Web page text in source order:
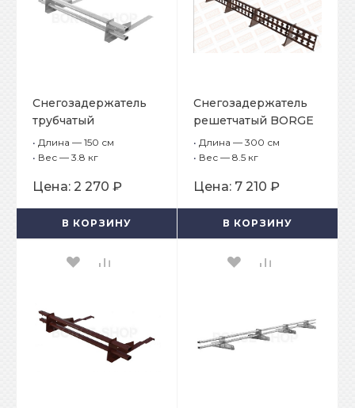
Снегозадержатель
трубчатый
плоскоовальный
BORGE 25х45мм, L-1,5
для гибкой
черепицы
• Длина — 150 см
• Вес — 3.8 кг
Цена: 2 270 ₽
В КОРЗИНУ
Снегозадержатель
решетчатый BORGE
L-2,5 м, для
черепичной кровли
• Длина — 300 см
• Вес — 8.5 кг
Цена: 7 210 ₽
В КОРЗИНУ